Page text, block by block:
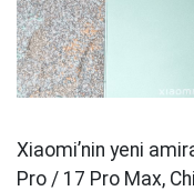
Xiaomi’nin yeni
Pro / 17 Pro Max,